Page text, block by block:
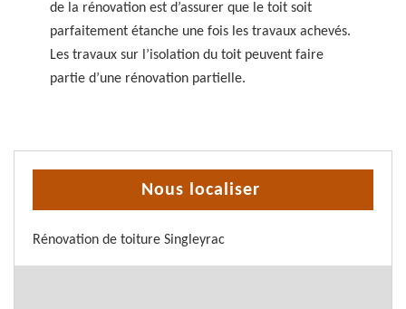
de la rénovation est d’assurer que le toit soit
parfaitement étanche une fois les travaux achevés.
Les travaux sur l’isolation du toit peuvent faire
partie d’une rénovation partielle.
Nous localiser
Rénovation de toiture Singleyrac